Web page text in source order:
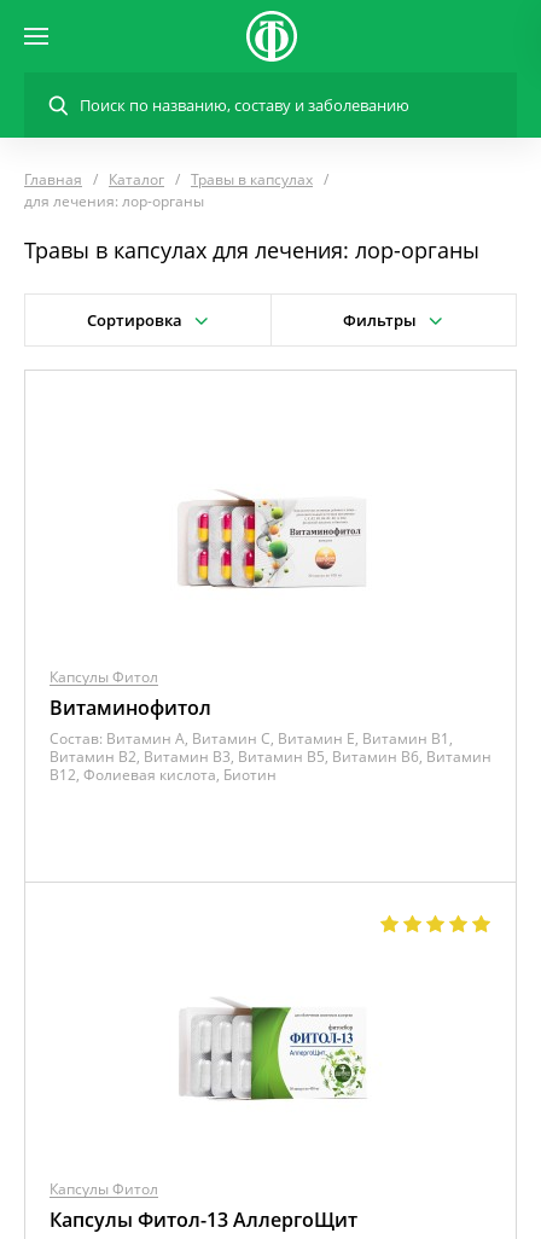
Главная Каталог
Травы в капсулах
для лечения: лор-органы
Травы в капсулах для лечения: лор-органы
Сортировка Фильтры
Капсулы Фитол
Витаминофитол
Состав: Витамин A, Витамин C, Витамин E, Витамин B1,
Витамин B2, Витамин B3, Витамин B5, Витамин B6, Витамин
B12, Фолиевая кислота, Биотин
Капсулы Фитол
Капсулы Фитол-13 АллергоЩит